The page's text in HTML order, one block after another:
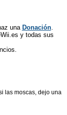
una Donación.
y todas sus
las moscas, dejo una